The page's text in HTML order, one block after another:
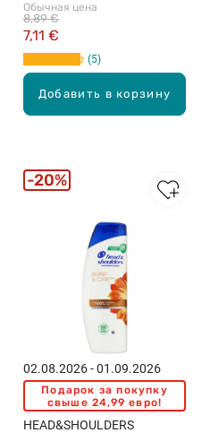
Добавить в корзину
400мл
Обычная цена
7,11 €
8,89 €
5
02.08.2026 - 01.09.2026
Подарок за покупку
свыше 24,99 евро!
HEAD&SHOULDERS
20%